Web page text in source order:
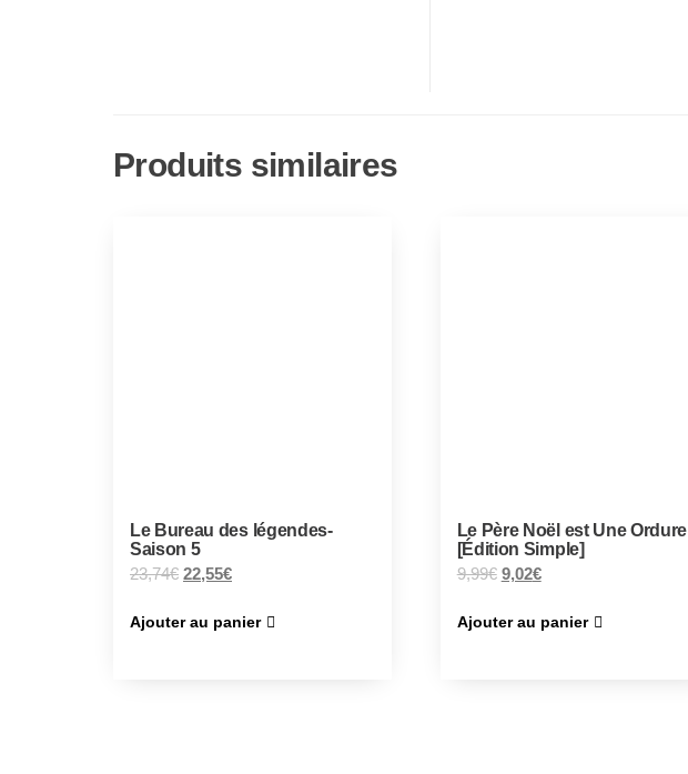
Produits similaires
Le Bureau des légendes-
Saison 5
23,74€ 22,55€
Ajouter au panier
Le Père Noël est Une Ordure
[Édition Simple]
9,99€ 9,02€
Ajouter au panier